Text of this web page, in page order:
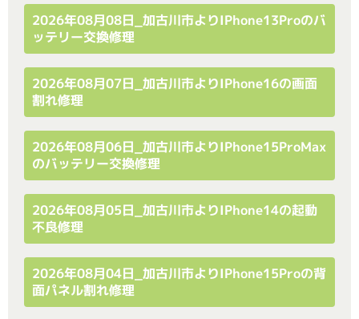
2026年08月08日_加古川市よりiPhone13Proのバ
ッテリー交換修理
2026年08月07日_加古川市よりiPhone16の画面
割れ修理
2026年08月06日_加古川市よりiPhone15ProMax
のバッテリー交換修理
2026年08月05日_加古川市よりiPhone14の起動
不良修理
2026年08月04日_加古川市よりiPhone15Proの背
面パネル割れ修理